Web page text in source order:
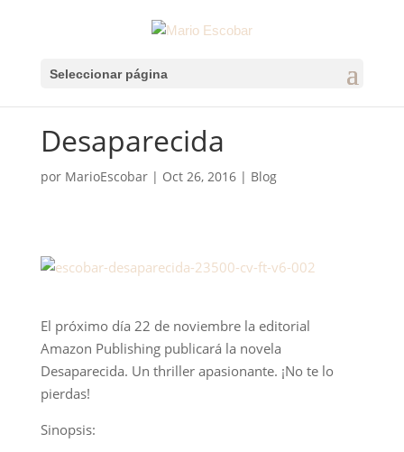
Seleccionar página
Desaparecida
por MarioEscobar| Oct 26, 2016| Blog
El próximo día 22 de noviembre la editorial
Amazon Publishing publicará la novela
Desaparecida. Un thriller apasionante. ¡No te lo
pierdas!
Sinopsis: